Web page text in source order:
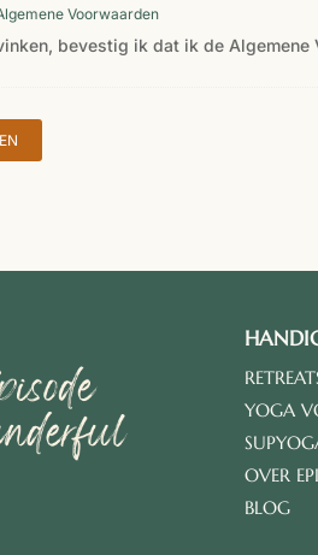
Voorwaarden
bevestig ik dat ik de Algemene
YOGA
OVER
BLOG